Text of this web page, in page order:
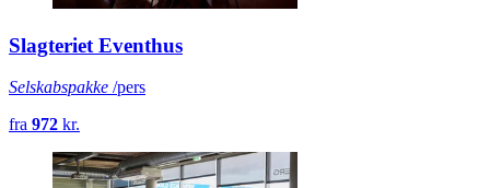
Slagteriet Eventhus
Selskabspakke /pers
fra 972 kr.